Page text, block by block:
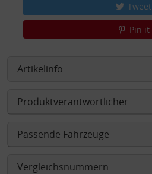
Tweet
Pin it
Artikelinfo
Produktverantwortlicher
Passende Fahrzeuge
Vergleichsnummern